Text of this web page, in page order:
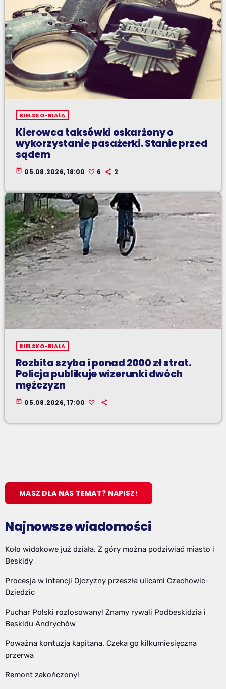
BIELSKO-BIAŁA
Kierowca taksówki oskarżony o
wykorzystanie pasażerki. Stanie przed
sądem
today 05.08.2026, 18:00 6 2
BIELSKO-BIAŁA
Rozbita szyba i ponad 2000 zł strat.
Policja publikuje wizerunki dwóch
mężczyzn
today 05.08.2026, 17:00
MASZ DLA NAS TEMAT? NAPISZ!
Najnowsze wiadomości
Koło widokowe już działa. Z góry można podziwiać miasto i
Beskidy
Procesja w intencji Ojczyzny przeszła ulicami Czechowic-
Dziedzic
Puchar Polski rozlosowany! Znamy rywali Podbeskidzia i
Beskidu Andrychów
Poważna kontuzja kapitana. Czeka go kilkumiesięczna
przerwa
Remont zakończony!